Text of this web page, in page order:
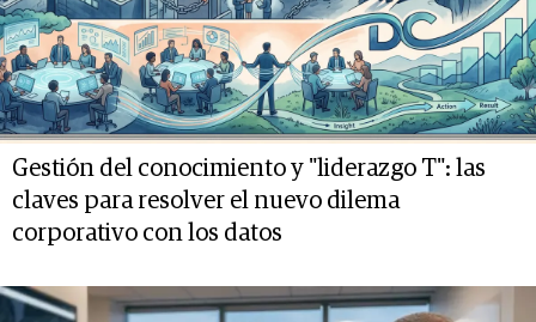
Gestión del conocimiento y "liderazgo T": las
claves para resolver el nuevo dilema
corporativo con los datos